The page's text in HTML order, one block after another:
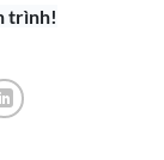
trình!